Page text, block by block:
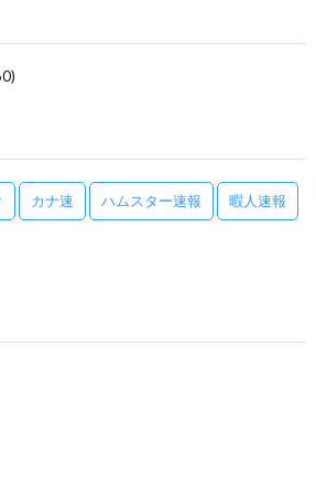
カナ速 ハムスター速報 暇人速報